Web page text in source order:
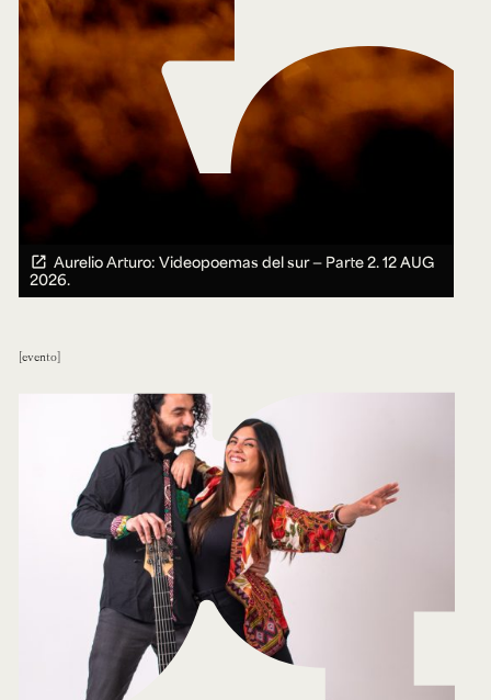
Aurelio Arturo: Videopoemas del sur — Parte 2.12 AUG
2026.
evento